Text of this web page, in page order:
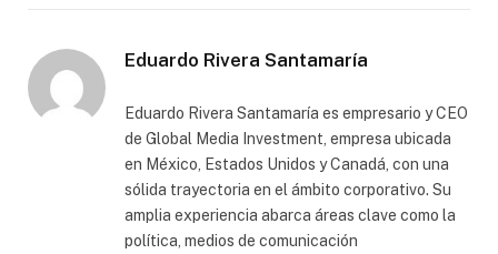
Eduardo Rivera Santamaría
Eduardo Rivera Santamaría es empresario y CEO
de Global Media Investment, empresa ubicada
en México, Estados Unidos y Canadá, con una
sólida trayectoria en el ámbito corporativo. Su
amplia experiencia abarca áreas clave como la
política, medios de comunicación